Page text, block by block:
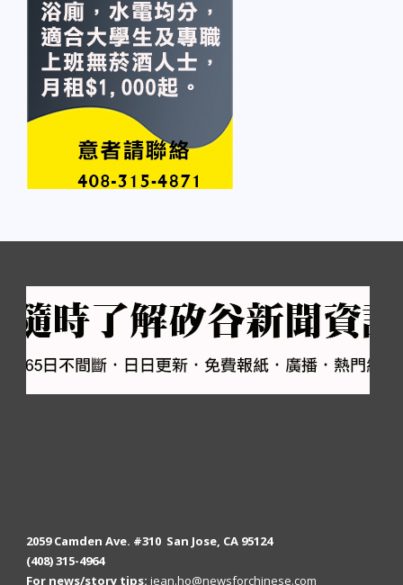
2059 Camden Ave. #310 San Jose, CA 95124
(408) 315-4964
For news/story tips: jean.ho@newsforchinese.com